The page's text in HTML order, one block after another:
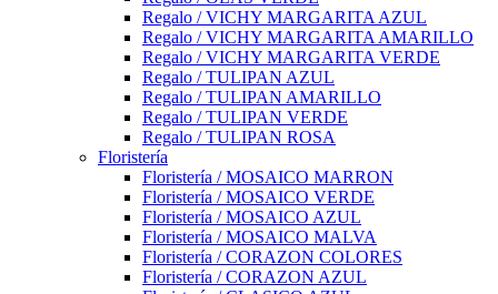
Regalo / VICHY MARGARITA AZUL
Regalo / VICHY MARGARITA AMARILLO
Regalo / VICHY MARGARITA VERDE
Regalo / TULIPAN AZUL
Regalo / TULIPAN AMARILLO
Regalo / TULIPAN VERDE
Regalo / TULIPAN ROSA
Floristería
Floristería / MOSAICO MARRON
Floristería / MOSAICO VERDE
Floristería / MOSAICO AZUL
Floristería / MOSAICO MALVA
Floristería / CORAZON COLORES
Floristería / CORAZON AZUL